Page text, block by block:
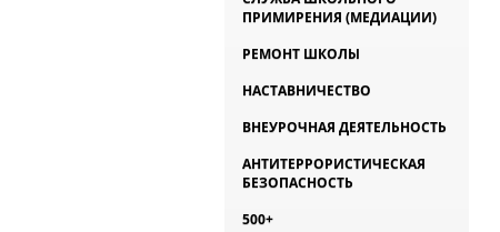
ПРИМИРЕНИЯ (МЕДИАЦИИ)
РЕМОНТ ШКОЛЫ
НАСТАВНИЧЕСТВО
ВНЕУРОЧНАЯ ДЕЯТЕЛЬНОСТЬ
АНТИТЕРРОРИСТИЧЕСКАЯ
БЕЗОПАСНОСТЬ
500+